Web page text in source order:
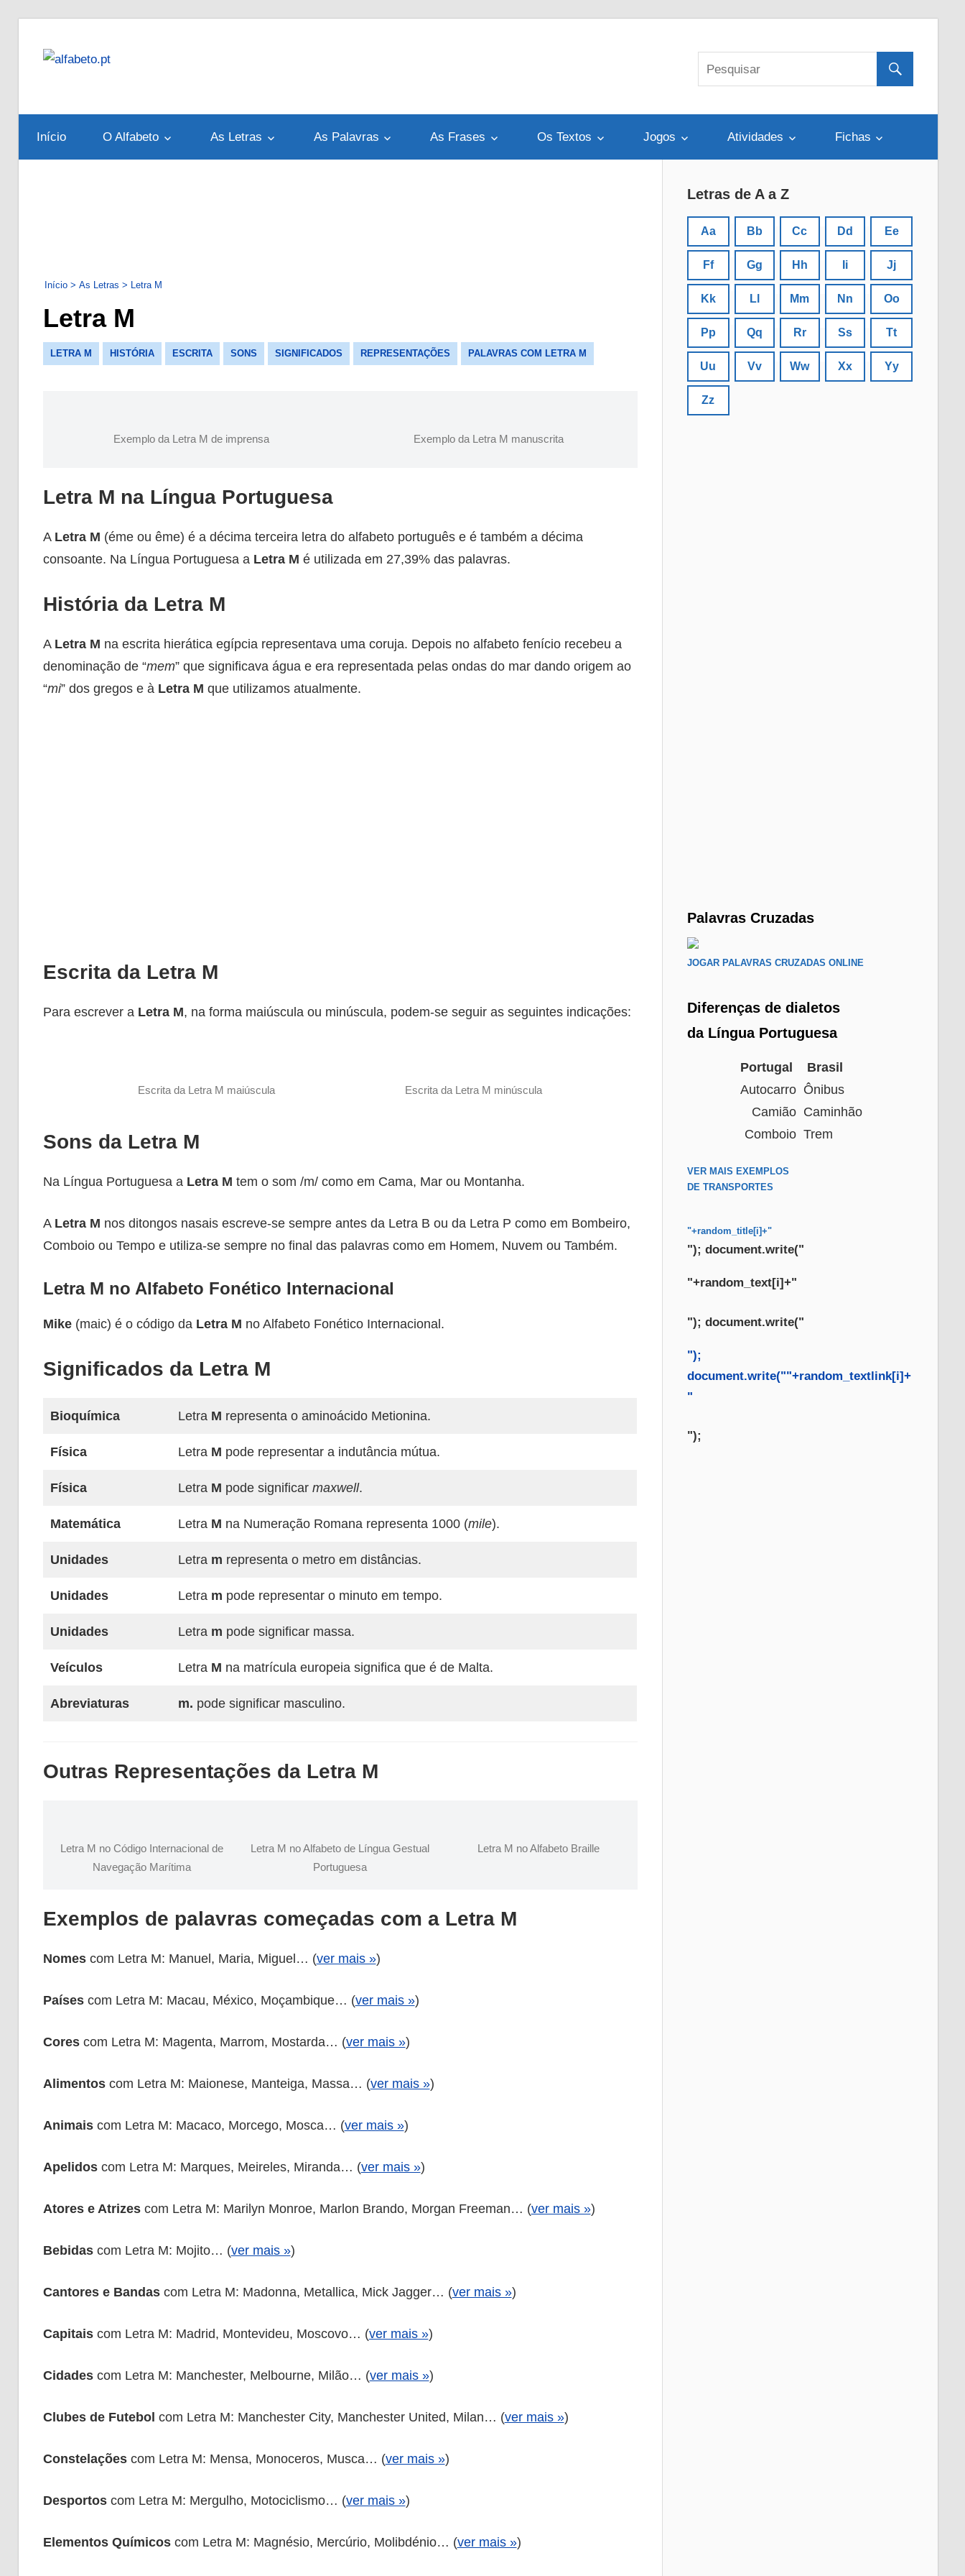
o
Alfabeto
Português
Início O Alfabeto As Letras As Palavras As Frases Os Textos Jogos Atividades Fichas
Início > As Letras > Letra M
Letra M
LETRA M HISTÓRIA ESCRITA SONS SIGNIFICADOS REPRESENTAÇÕES PALAVRAS COM LETRA M
Exemplo da Letra M de imprensa Exemplo da Letra M manuscrita
Letra M na Língua Portuguesa
A Letra M (éme ou ême) é a décima terceira letra do alfabeto português e é também a décima
consoante. Na Língua Portuguesa a Letra M é utilizada em 27,39% das palavras.
História da Letra M
A Letra M na escrita hierática egípcia representava uma coruja. Depois no alfabeto fenício recebeu a
denominação de “mem” que significava água e era representada pelas ondas do mar dando origem ao
“mi” dos gregos e à Letra M que utilizamos atualmente.
Escrita da Letra M
Para escrever a Letra M, na forma maiúscula ou minúscula, podem-se seguir as seguintes indicações:
Escrita da Letra M maiúscula Escrita da Letra M minúscula
Sons da Letra M
Na Língua Portuguesa a Letra M tem o som /m/ como em Cama, Mar ou Montanha.
A Letra M nos ditongos nasais escreve-se sempre antes da Letra B ou da Letra P como em Bombeiro,
Comboio ou Tempo e utiliza-se sempre no final das palavras como em Homem, Nuvem ou Também.
Letra M no Alfabeto Fonético Internacional
Mike(maic) é o código da Letra M no Alfabeto Fonético Internacional.
Significados da Letra M
Bioquímica Letra M representa o aminoácido Metionina.
Física Letra M pode representar a indutância mútua.
Física Letra M pode significar maxwell.
Matemática Letra M na Numeração Romana representa 1000 (mile).
Unidades Letra m representa o metro em distâncias.
Unidades Letra m pode representar o minuto em tempo.
Unidades Letra m pode significar massa.
Veículos Letra M na matrícula europeia significa que é de Malta.
Abreviaturas m. pode significar masculino.
Outras Representações da Letra M
Letra M no Código Internacional de
Navegação Marítima
Letra M no Alfabeto de Língua Gestual
Portuguesa
Letra M no Alfabeto Braille
Exemplos de palavras começadas com a Letra M
Nomescom Letra M: Manuel, Maria, Miguel… (ver mais »)
Paísescom Letra M: Macau, México, Moçambique… (ver mais »)
Corescom Letra M: Magenta, Marrom, Mostarda… (ver mais »)
Alimentoscom Letra M: Maionese, Manteiga, Massa… (ver mais »)
Animaiscom Letra M: Macaco, Morcego, Mosca… (ver mais »)
Apelidoscom Letra M: Marques, Meireles, Miranda… (ver mais »)
Atores e Atrizescom Letra M: Marilyn Monroe, Marlon Brando, Morgan Freeman… (ver mais »)
Bebidascom Letra M: Mojito… (ver mais »)
Cantores e Bandascom Letra M: Madonna, Metallica, Mick Jagger… (ver mais »)
Capitaiscom Letra M: Madrid, Montevideu, Moscovo… (ver mais »)
Cidadescom Letra M: Manchester, Melbourne, Milão… (ver mais »)
Clubes de Futebol com Letra M: Manchester City, Manchester United, Milan… (ver mais »)
Constelaçõescom Letra M: Mensa, Monoceros, Musca… (ver mais »)
Desportoscom Letra M: Mergulho, Motociclismo… (ver mais »)
Elementos Químicoscom Letra M: Magnésio, Mercúrio, Molibdénio… (ver mais »)
Letras de A a Z
Aa Bb Cc Dd Ee
Ff Gg Hh Ii Jj
Kk Ll Mm Nn Oo
Pp Qq Rr Ss Tt
Uu Vv Ww Xx Yy
Zz
Palavras Cruzadas
JOGAR PALAVRAS CRUZADAS ONLINE
Diferenças de dialetos
da Língua Portuguesa
Portugal
Brasil
Autocarro Ônibus
Camião Caminhão
Comboio Trem
VER MAIS EXEMPLOS
DE TRANSPORTES
"+random_title[i]+"
"); document.write("
"+random_text[i]+"
"); document.write("
");
document.write(""+random_textlink[i]+
"
");